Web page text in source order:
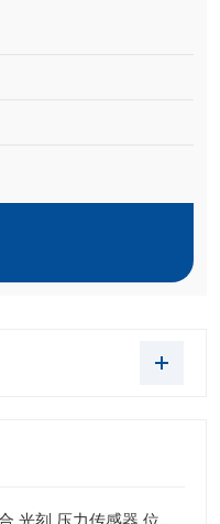
日本HOYA豪雅 SD2 玻璃硅片键合 光刻 压力传感器 位移传感器 半导体